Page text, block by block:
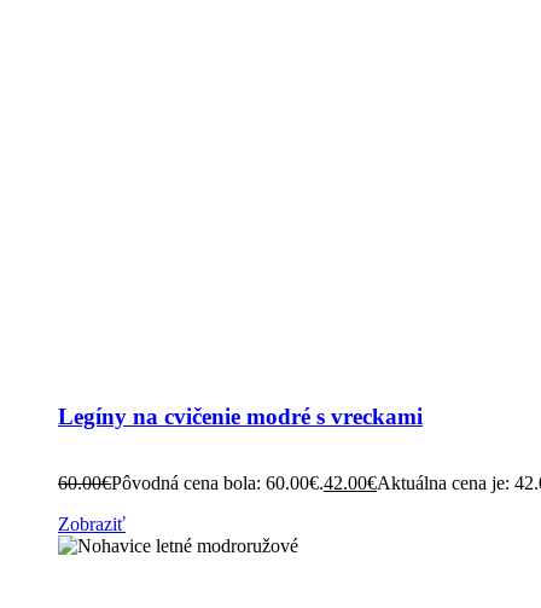
Legíny na cvičenie modré s vreckami
60.00€Pôvodná cena bola: 60.00€.42.00€Aktuálna cena je:
Zobraziť